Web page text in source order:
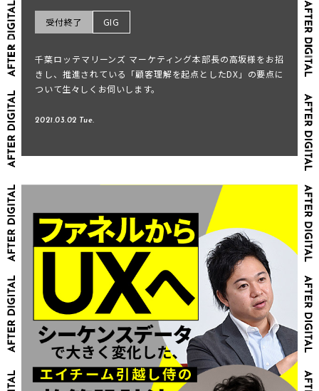
受付終了 GIG
千葉ロッテマリーンズ マーケティング本部長の高坂様をお招
きし、推進されている「顧客理解を起点としたDX」の要点に
ついて生々しくお伺いします。
2021.03.02 Tue.